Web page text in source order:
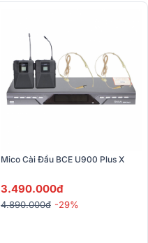
Mico Cài Đầu BCE U900 Plus X
3.490.000đ
4.890.000đ -29%